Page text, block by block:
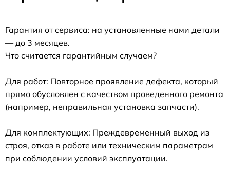
Гарантия от сервиса: на установленные нами детали
— до 3 месяцев.
Что считается гарантийным случаем?
Для работ: Повторное проявление дефекта, который
прямо обусловлен с качеством проведенного ремонта
(например, неправильная установка запчасти).
Для комплектующих: Преждевременный выход из
строя, отказ в работе или техническим параметрам
при соблюдении условий эксплуатации.